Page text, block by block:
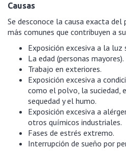
Causas
Se desconoce la causa exacta
más comunes que contribuyen a
Exposición excesiva a la luz
La edad (personas mayores).
Trabajo en exteriores.
Exposición excesiva a
como el polvo, la suciedad,
sequedad y el humo.
Exposición excesiva a
otros químicos industriales.
Fases de estrés extremo.
Interrupción de sueño por